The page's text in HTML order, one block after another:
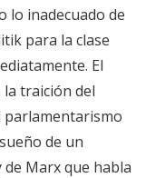
lo inadecuado de
para la clase
El
traición del
parlamentarismo
de un
de Marx que habla